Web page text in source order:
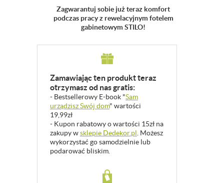
Zagwarantuj sobie już teraz komfort
podczas pracy z rewelacyjnym fotelem
gabinetowym STILO!
Zamawiając ten produkt teraz
otrzymasz od nas gratis:
- Bestsellerowy E-book "Sam
urządzisz Swój dom" wartości
19,99zł
- Kupon rabatowy o wartości 15zł na
zakupy wsklepie Dedekor.pl. Możesz
wykorzystać go samodzielnie lub
podarować bliskim.